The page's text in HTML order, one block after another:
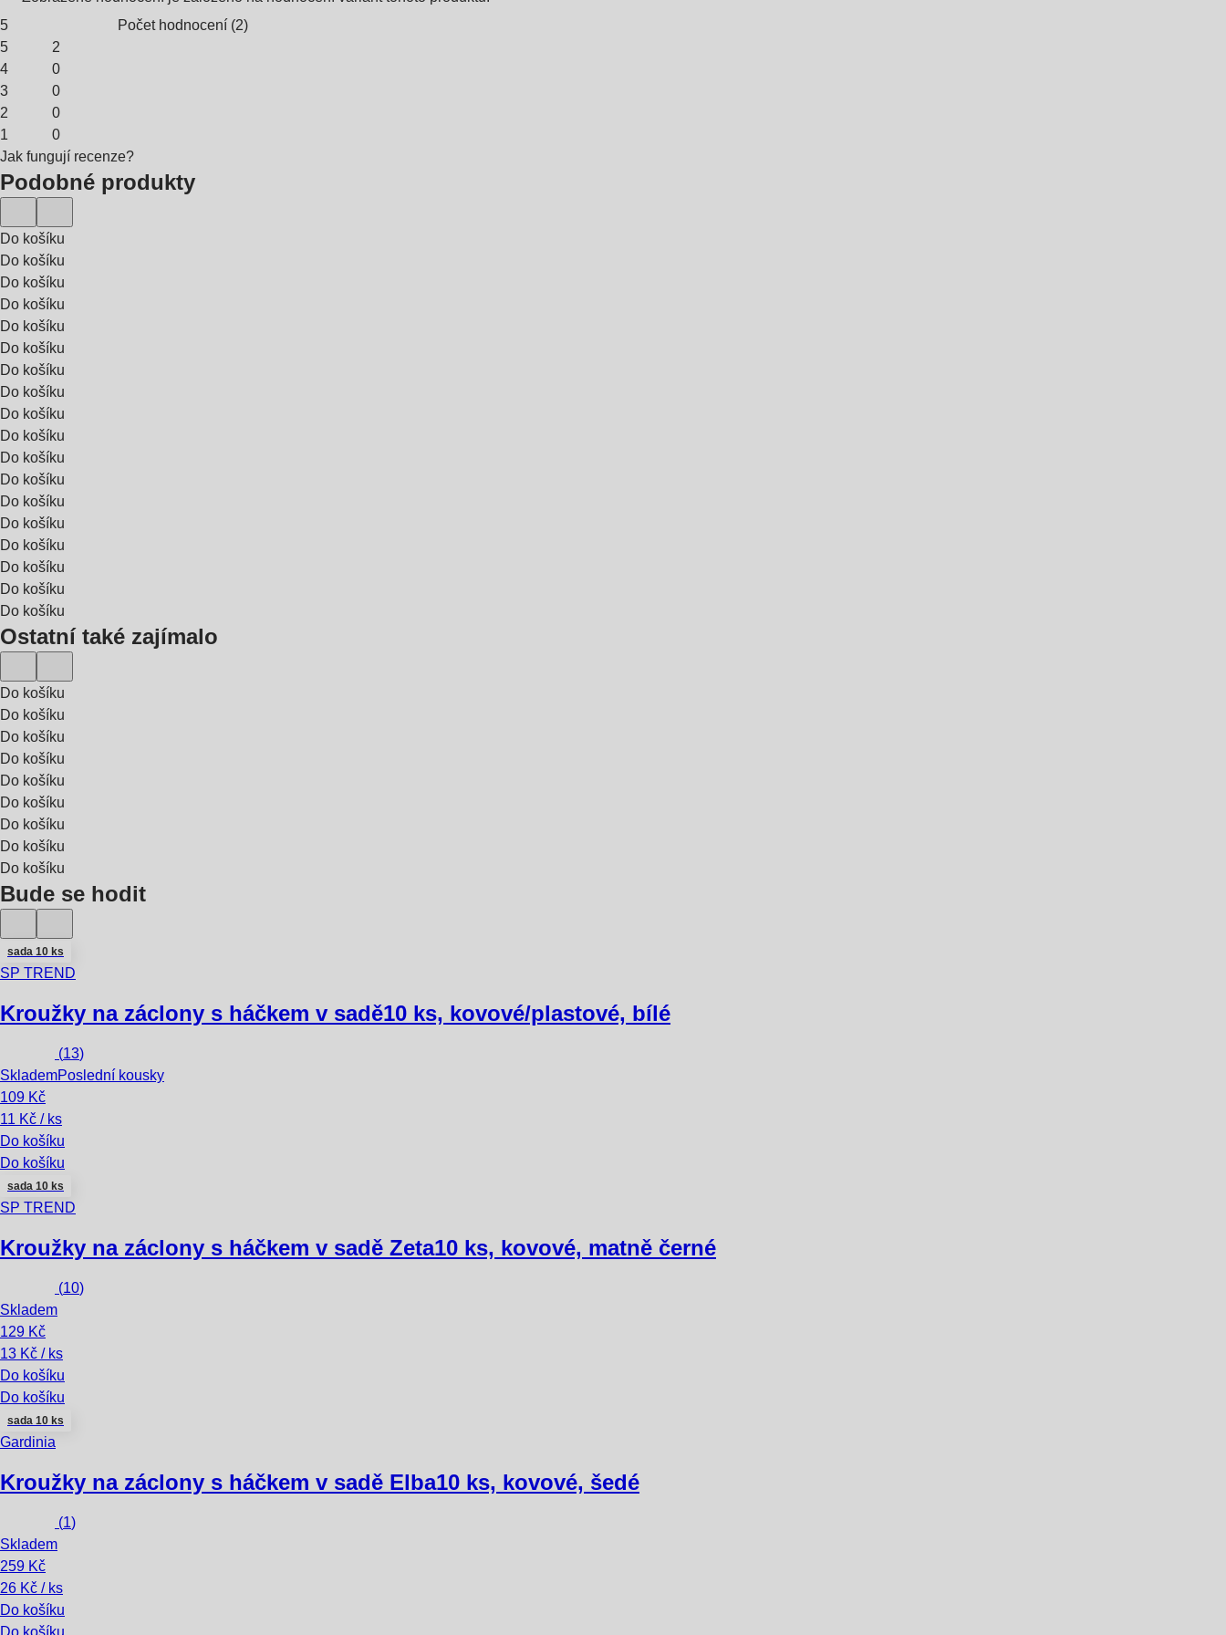
5
Počet hodnocení (2)
5
2
4
0
3
0
2
0
1
0
Jak fungují recenze?
Podobné produkty
Do košíku
Do košíku
Do košíku
Do košíku
Do košíku
Do košíku
Do košíku
Do košíku
Do košíku
Do košíku
Do košíku
Do košíku
Do košíku
Do košíku
Do košíku
Do košíku
Do košíku
Do košíku
Ostatní také zajímalo
Do košíku
Do košíku
Do košíku
Do košíku
Do košíku
Do košíku
Do košíku
Do košíku
Do košíku
Bude se hodit
sada 10 ks
SP TREND
Kroužky na záclony s háčkem v sadě10 ks, kovové/plastové, bílé
(13)
SklademPoslední kousky
109 Kč
11 Kč / ks
Do košíku
Do košíku
sada 10 ks
SP TREND
Kroužky na záclony s háčkem v sadě Zeta10 ks, kovové, matně černé
(10)
Skladem
129 Kč
13 Kč / ks
Do košíku
Do košíku
sada 10 ks
Gardinia
Kroužky na záclony s háčkem v sadě Elba10 ks, kovové, šedé
(1)
Skladem
259 Kč
26 Kč / ks
Do košíku
Do košíku